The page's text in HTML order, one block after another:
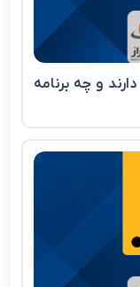
و چه برنامه